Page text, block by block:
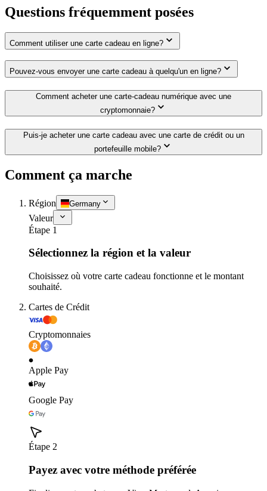
Questions fréquemment posées
Comment utiliser une carte cadeau en ligne?
Pouvez-vous envoyer une carte cadeau à quelqu'un en ligne?
Comment acheter une carte-cadeau numérique avec une
cryptomonnaie?
Puis-je acheter une carte cadeau avec une carte de crédit ou un
portefeuille mobile?
Comment ça marche
Région Germany
Valeur
Étape 1
Sélectionnez la région et la valeur
Choisissez où votre carte cadeau fonctionne et le montant
souhaité.
Cartes de Crédit
Cryptomonnaies
Apple Pay
Google Pay
Étape 2
Payez avec votre méthode préférée